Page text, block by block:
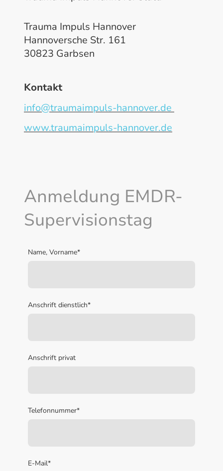
Trauma Impuls Hannover
Hannoversche Str. 161
30823 Garbsen
Kontakt
info@traumaimpuls-hannover.de
www.traumaimpuls-hannover.de
Anmeldung EMDR-
Supervisionstag
Name, Vorname*
Anschrift dienstlich*
Anschrift privat
Telefonnummer*
E-Mail*